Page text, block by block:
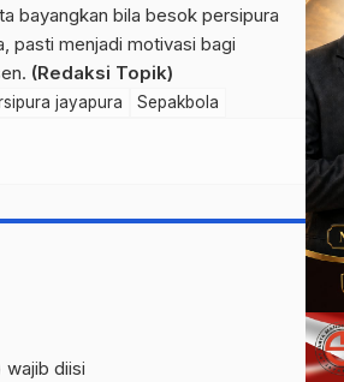
bayangkan bila besok persipura
pasti menjadi motivasi bagi
(Redaksi Topik)
jayapura Sepakbola
wajib diisi